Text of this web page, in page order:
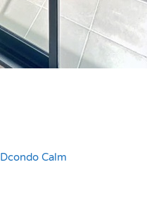
Dcondo Calm